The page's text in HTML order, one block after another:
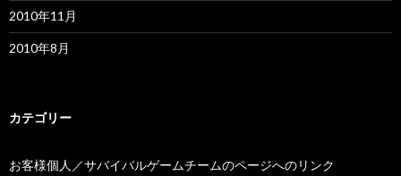
2010年11月
2010年8月
カテゴリー
お客様個人／サバイバルゲームチームのページへのリンク